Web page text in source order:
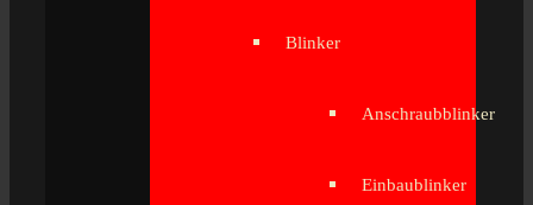
Blinker
Anschraubblinker
Einbaublinker